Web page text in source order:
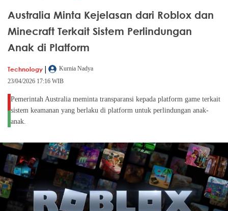
Australia Minta Kejelasan dari Roblox dan
Minecraft Terkait Sistem Perlindungan
Anak di Platform
Technology |
Kurnia Nadya
23/04/2026 17:16 WIB
Pemerintah Australia meminta transparansi kepada platform game terkait
sistem keamanan yang berlaku di platform untuk perlindungan anak-
anak.